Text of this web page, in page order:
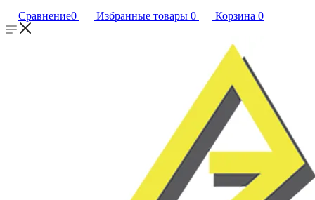
Сравнение0 Избранные товары 0 Корзина 0